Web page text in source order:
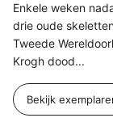
Enkele weken
drie oude
Tweede
Krogh dood...
Bekijk